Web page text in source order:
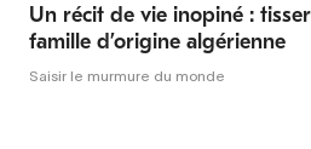
Un récit de vie inopiné :
famille d’origine algérienne
Saisir le murmure du monde